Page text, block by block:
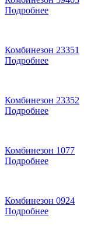
Подробнее
Комбинезон 23351
Подробнее
Комбинезон 23352
Подробнее
Комбинезон 1077
Подробнее
Комбинезон 0924
Подробнее